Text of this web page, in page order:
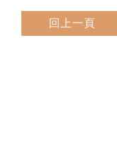
回上一頁